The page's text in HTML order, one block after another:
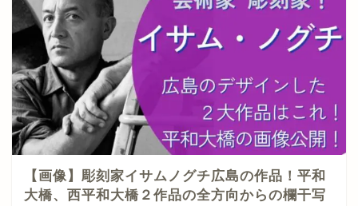
【画像】彫刻家イサムノグチ広島の作品！平和
大橋、西平和大橋２作品の全方向からの欄干写